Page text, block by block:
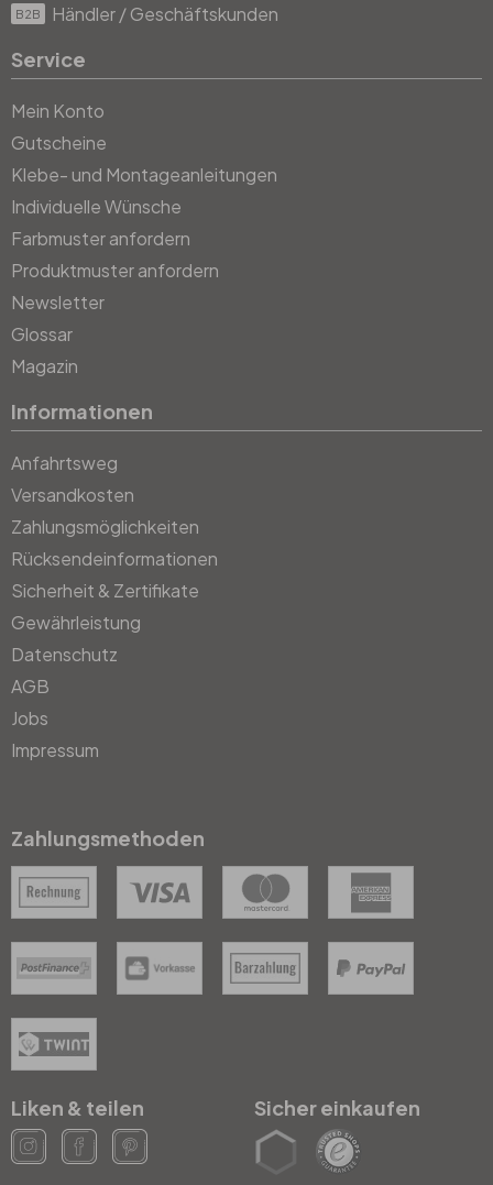
B2B Händler / Geschäftskunden
Service
Mein Konto
Gutscheine
Klebe- und Montageanleitungen
Individuelle Wünsche
Farbmuster anfordern
Produktmuster anfordern
Newsletter
Glossar
Magazin
Informationen
Anfahrtsweg
Versandkosten
Zahlungsmöglichkeiten
Rücksendeinformationen
Sicherheit & Zertifikate
Gewährleistung
Datenschutz
AGB
Jobs
Impressum
Zahlungsmethoden
Liken & teilen Sicher einkaufen